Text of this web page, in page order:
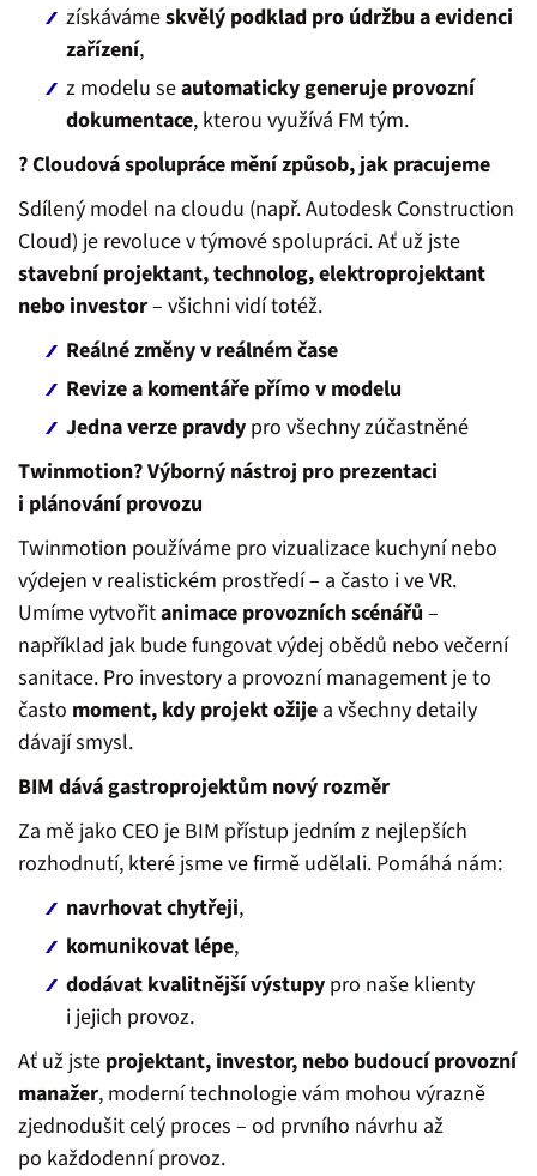
získávámeskvělý podklad pro údržbu a evidenci
zařízení,
z modelu seautomaticky generuje provozní
dokumentace, kterou využívá FM tým.
? Cloudová spolupráce mění způsob, jak pracujeme
Sdílený model na cloudu (např. Autodesk Construction
Cloud) je revoluce v týmové spolupráci. Ať už jste
stavební projektant, technolog, elektroprojektant
nebo investor– všichni vidí totéž.
Reálné změny v reálném čase
Revize a komentáře přímo v modelu
Jedna verze pravdy pro všechny zúčastněné
Twinmotion? Výborný nástroj pro prezentaci
i plánování provozu
Twinmotion používáme pro vizualizace kuchyní nebo
výdejen v realistickém prostředí – a často i ve VR.
Umíme vytvořitanimace provozních scénářů –
například jak bude fungovat výdej obědů nebo večerní
sanitace. Pro investory a provozní management je to
často moment, kdy projekt ožije a všechny detaily
dávají smysl.
BIM dává gastroprojektům nový rozměr
Za mě jako CEO je BIM přístup jedním z nejlepších
rozhodnutí, které jsme ve firmě udělali. Pomáhá nám:
navrhovat chytřeji,
komunikovat lépe,
dodávat kvalitnější výstupy pro naše klienty
i jejich provoz.
Ať už jste projektant, investor, nebo budoucí provozní
manažer, moderní technologie vám mohou výrazně
zjednodušit celý proces – od prvního návrhu až
po každodenní provoz.